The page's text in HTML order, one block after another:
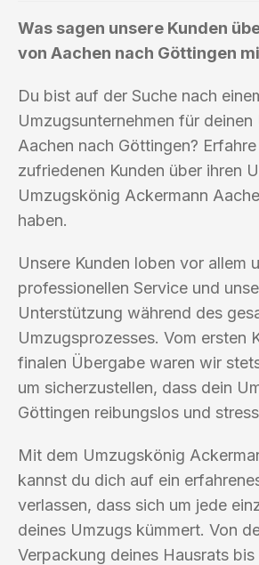
Was sagen unsere Kunden
von Aachen nach Göttingen
Du bist auf der Suche nach
Umzugsunternehmen für
Aachen nach Göttingen?
zufriedenen Kunden über ihren
Umzugskönig Ackermann
haben.
Unsere Kunden loben vor allem
professionellen Service und
Unterstützung während des
Umzugsprozesses. Vom ersten
finalen Übergabe waren wir
um sicherzustellen, dass dein
Göttingen reibungslos und
Mit dem Umzugskönig
kannst du dich auf ein
verlassen, dass sich um jede
deines Umzugs kümmert. Von
Verpackung deines Hausrats bis